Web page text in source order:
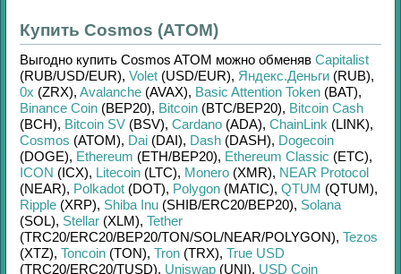
Купить Cosmos (ATOM)
Выгодно купить Cosmos ATOM можно обменяв Capitalist
(RUB/USD/EUR), Volet (USD/EUR), Яндекс.Деньги (RUB),
0x (ZRX), Avalanche (AVAX), Basic Attention Token (BAT),
Binance Coin (BEP20), Bitcoin (BTC/BEP20), Bitcoin Cash
(BCH), Bitcoin SV (BSV), Cardano (ADA), ChainLink (LINK),
Cosmos (ATOM), Dai (DAI), Dash (DASH), Dogecoin
(DOGE), Ethereum (ETH/BEP20), Ethereum Classic (ETC),
ICON (ICX), Litecoin (LTC), Monero (XMR), NEAR Protocol
(NEAR), Polkadot (DOT), Polygon (MATIC), QTUM (QTUM),
Ripple (XRP), Shiba Inu (SHIB/ERC20/BEP20), Solana
(SOL), Stellar (XLM), Tether
(TRC20/ERC20/BEP20/TON/SOL/NEAR/POLYGON), Tezos
(XTZ), Toncoin (TON), Tron (TRX), True USD
(TRC20/ERC20/TUSD), Uniswap (UNI), USD Coin